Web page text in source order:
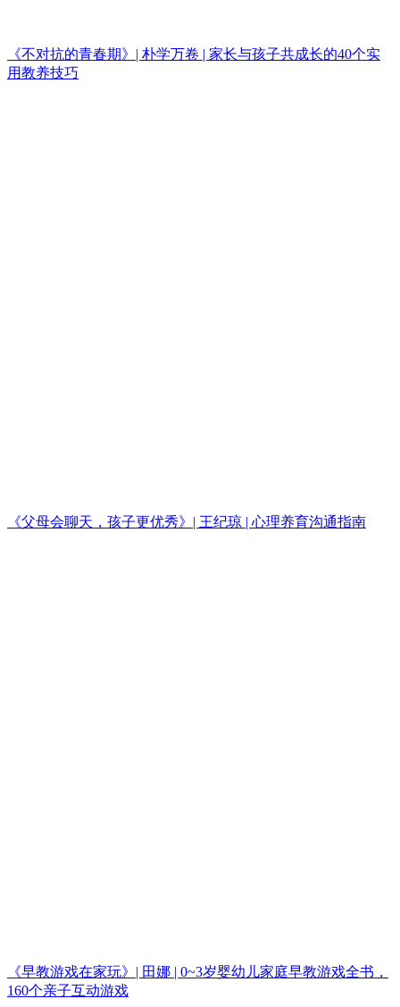
《不对抗的青春期》| 朴学万卷 | 家长与孩子共成长的40个实
用教养技巧
《父母会聊天，孩子更优秀》| 王纪琼 | 心理养育沟通指南
《早教游戏在家玩》| 田娜 | 0~3岁婴幼儿家庭早教游戏全书，
160个亲子互动游戏